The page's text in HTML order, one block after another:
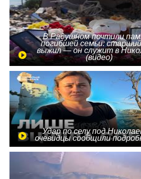
В Радушном почтили
погибшей семьи:
выжил — он служит в
(видео)
Удар по селу под
очевидцы сообщили